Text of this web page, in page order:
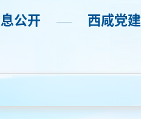
公开 —— 西咸党建